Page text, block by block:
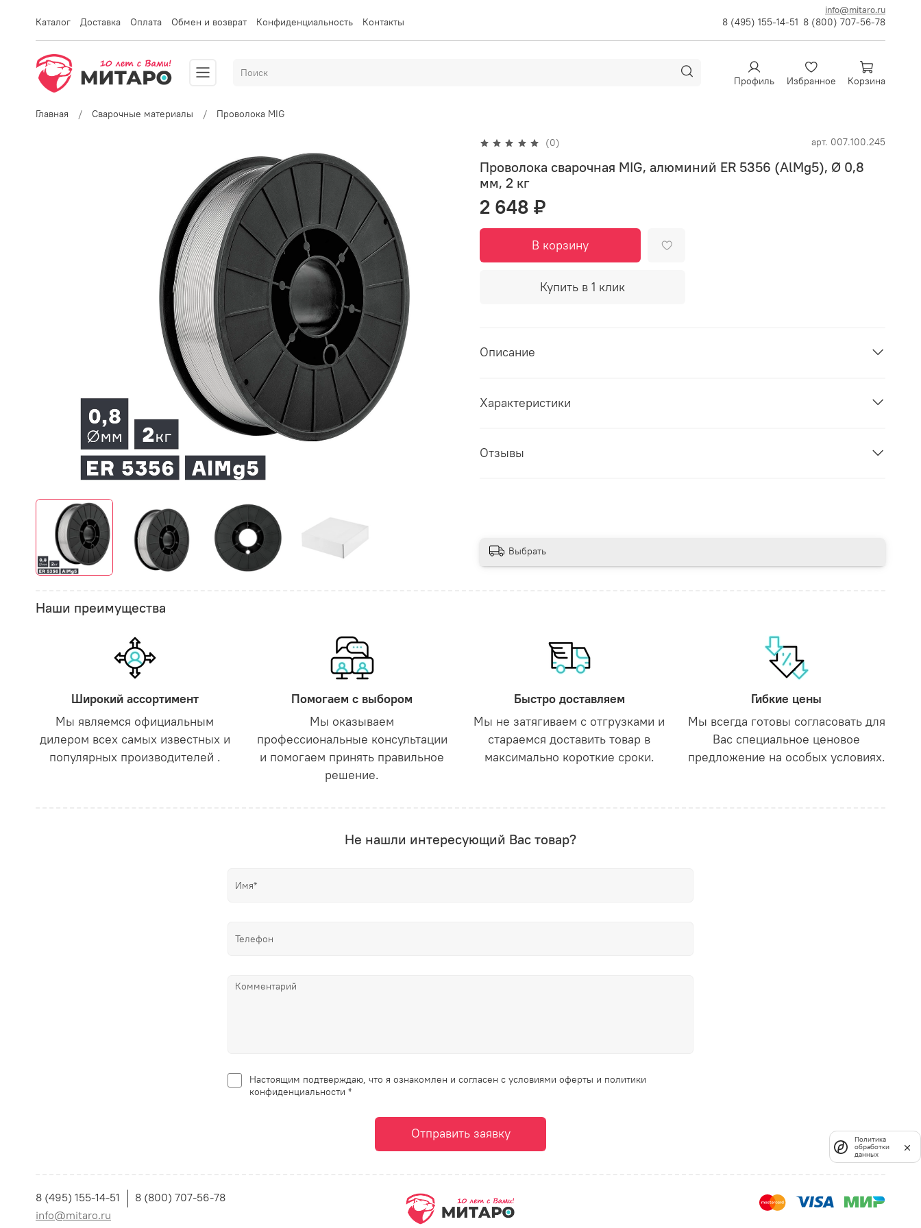
info@mitaro.ru
Каталог Доставка Оплата Обмен и возврат Конфиденциальность Контакты 8 (495) 155-14-51 8 (800) 707-56-78
Профиль Избранное Корзина
Главная Сварочные материалы Проволока MIG
(0) арт. 007.100.245
Проволока сварочная MIG, алюминий ER 5356 (AlMg5), Ø 0,8
мм, 2 кг
2 648 ₽
В корзину
Купить в 1 клик
Описание
Характеристики
Отзывы
Выбрать
Наши преимущества
Широкий ассортимент
Мы являемся официальным
дилером всех самых известных и
популярных производителей .
Помогаем с выбором
Мы оказываем
профессиональные консультации
и помогаем принять правильное
решение.
Быстро доставляем
Мы не затягиваем с отгрузками и
стараемся доставить товар в
максимально короткие сроки.
Гибкие цены
Мы всегда готовы согласовать для
Вас специальное ценовое
предложение на особых условиях.
Не нашли интересующий Вас товар?
Настоящим подтверждаю, что я ознакомлен и согласен с условиями оферты и политики
конфиденциальности *
Отправить заявку
8 (495) 155-14-51
8 (800) 707-56-78
info@mitaro.ru
Политика
обработки
данных